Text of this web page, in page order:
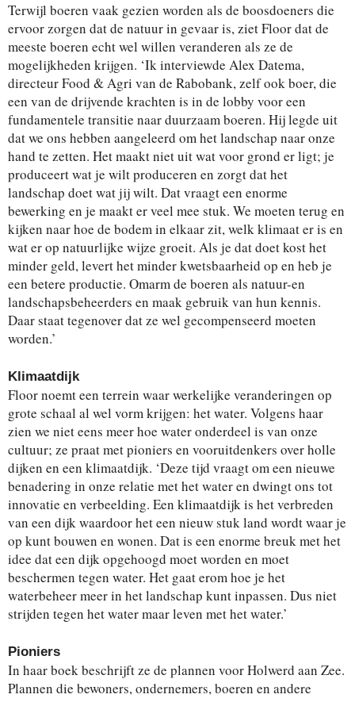
Terwijl boeren vaak gezien worden als de boosdoeners die
ervoor zorgen dat de natuur in gevaar is, ziet Floor dat de
meeste boeren echt wel willen veranderen als ze de
mogelijkheden krijgen. ‘Ik interviewde Alex Datema,
directeur Food & Agri van de Rabobank, zelf ook boer, die
een van de drijvende krachten is in de lobby voor een
fundamentele transitie naar duurzaam boeren. Hij legde uit
dat we ons hebben aangeleerd om het landschap naar onze
hand te zetten. Het maakt niet uit wat voor grond er ligt; je
produceert wat je wilt produceren en zorgt dat het
landschap doet wat jij wilt. Dat vraagt een enorme
bewerking en je maakt er veel mee stuk. We moeten terug en
kijken naar hoe de bodem in elkaar zit, welk klimaat er is en
wat er op natuurlijke wijze groeit. Als je dat doet kost het
minder geld, levert het minder kwetsbaarheid op en heb je
een betere productie. Omarm de boeren als natuur-en
landschapsbeheerders en maak gebruik van hun kennis.
Daar staat tegenover dat ze wel gecompenseerd moeten
worden.’
Klimaatdijk
Floor noemt een terrein waar werkelijke veranderingen op
grote schaal al wel vorm krijgen: het water. Volgens haar
zien we niet eens meer hoe water onderdeel is van onze
cultuur; ze praat met pioniers en vooruitdenkers over holle
dijken en een klimaatdijk. ‘Deze tijd vraagt om een nieuwe
benadering in onze relatie met het water en dwingt ons tot
innovatie en verbeelding. Een klimaatdijk is het verbreden
van een dijk waardoor het een nieuw stuk land wordt waar je
op kunt bouwen en wonen. Dat is een enorme breuk met het
idee dat een dijk opgehoogd moet worden en moet
beschermen tegen water. Het gaat erom hoe je het
waterbeheer meer in het landschap kunt inpassen. Dus niet
strijden tegen het water maar leven met het water.’
Pioniers
In haar boek beschrijft ze de plannen voor Holwerd aan Zee.
Plannen die bewoners, ondernemers, boeren en andere